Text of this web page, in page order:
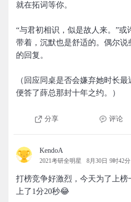
就在拓词等你。
“与君初相识，似是故人来。”或
带着，沉默也是舒适的。偶尔说
的回复。
（回应同桌是否会嫌弃她时长
便答了薛总那封十年之约。）
分享 评论
KendoA
2021考研全明星 8月30日 9时42分
打榜竞争好激烈，今天为了上榜
上了1分20秒😂